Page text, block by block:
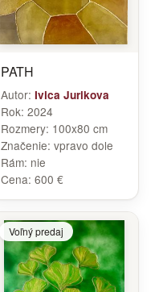
PATH
Autor: Ivica Jurikova
Rok: 2024
Rozmery: 100x80 cm
Značenie: vpravo dole
Rám: nie
Cena: 600 €
Voľný predaj